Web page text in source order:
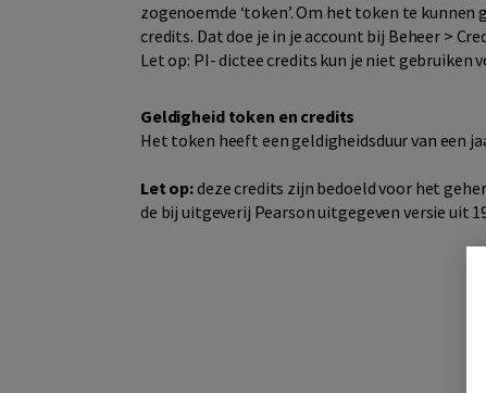
zogenoemde ‘token’. Om het token te
credits. Dat doe je in je account bij Beheer >
Let op: PI- dictee credits kun je niet gebruiken
Geldigheid token en credits
Het token heeft een geldigheidsduur van een
Let op:deze credits zijn bedoeld voor het
de bij uitgeverij Pearson uitgegeven versie uit